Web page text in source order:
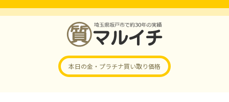
本日の金・プラチナ買い取り価格